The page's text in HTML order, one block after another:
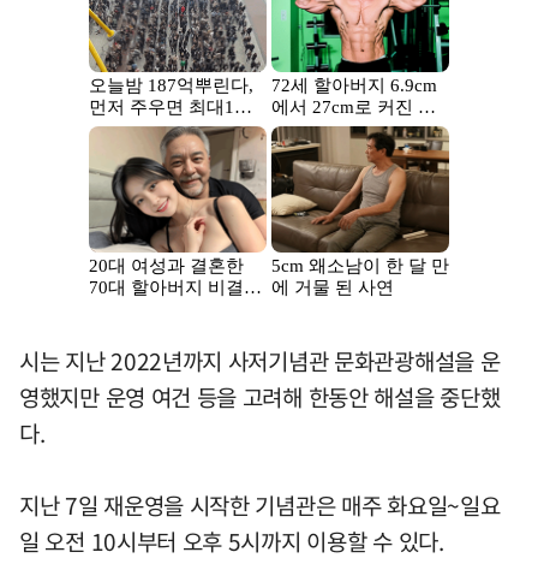
시는 지난 2022년까지 사저기념관 문화관광해설을 운
영했지만 운영 여건 등을 고려해 한동안 해설을 중단했
다.
지난 7일 재운영을 시작한 기념관은 매주 화요일~일요
일 오전 10시부터 오후 5시까지 이용할 수 있다.